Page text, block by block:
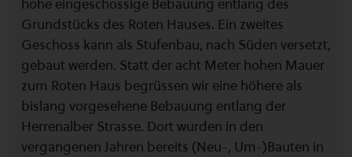
Grundstücks des Roten Hauses. Ein zweites
Geschoss kann als Stufenbau, nach Süden versetzt,
gebaut werden. Statt der acht Meter hohen Mauer
zum Roten Haus begrüssen wir eine höhere als
bislang vorgesehene Bebauung entlang der
Herrenalber Strasse. Dort wurden in den
vergangenen Jahren bereits (Neu-, Um-)Bauten in